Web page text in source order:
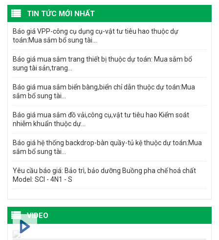
TIN TỨC MỚI NHẤT
Báo giá VPP-công cụ dụng cụ-vật tư tiêu hao thuộc dự
toán:Mua sắm bổ sung tài...
Báo giá mua sắm trang thiết bị thuộc dự toán: Mua sắm bổ
sung tài sản,trang...
Báo giá mua sắm biển bàng,biển chỉ dẫn thuộc dự toán:Mua
sắm bổ sung tài...
Báo giá mua sắm đồ vải,công cụ,vật tư tiêu hao Kiểm soát
nhiễm khuẩn thuộc dự...
Báo giá hệ thống backdrop-bàn quầy-tủ kệ thuộc dự toán:Mua
sắm bổ sung tài...
Yêu cầu báo giá: Bảo trì, bảo dưỡng Buồng pha chế hoá chất
Model: SCI - 4N1 - S
VIDEO